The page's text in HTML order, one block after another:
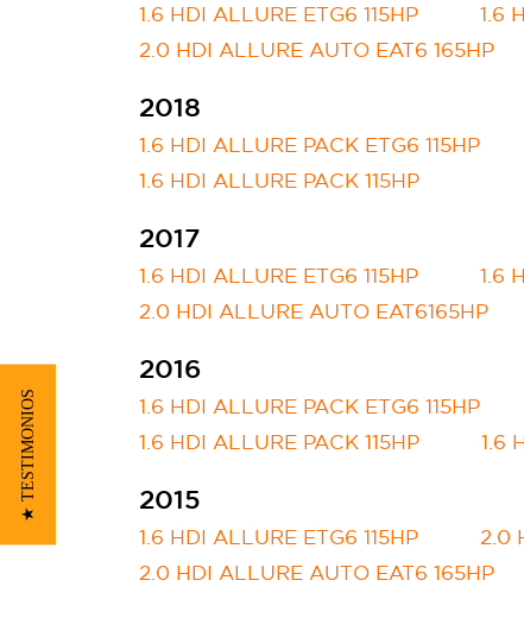
1.6 HDI ALLURE ETG6 115HP 1.6
2.0 HDI ALLURE AUTO EAT6 165HP
2018
1.6 HDI ALLURE PACK ETG6 115HP
1.6 HDI ALLURE PACK 115HP
2017
1.6 HDI ALLURE ETG6 115HP 1.6
2.0 HDI ALLURE AUTO EAT6165HP
2016
1.6 HDI ALLURE PACK ETG6 115HP
1.6 HDI ALLURE PACK 115HP
1.6
2015
1.6 HDI ALLURE ETG6 115HP 2.0
2.0 HDI ALLURE AUTO EAT6 165HP
★ TESTIMONIOS